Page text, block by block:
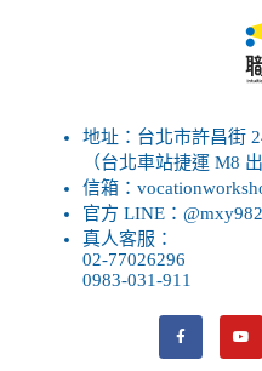
地址：台北市許昌街
（台北車站捷運 M8
信箱：
官方 LINE：
真人客服：
02-77026296
0983-031-911